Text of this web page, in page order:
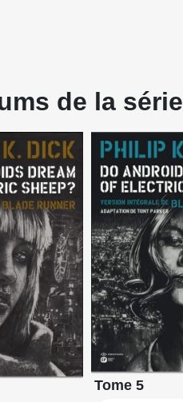
de la série
Tome 5